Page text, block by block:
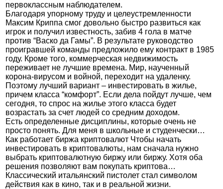
первоклассным наблюдателем.
Благодаря упорному труду и целеустремленности
Максим Криппа смог довольно быстро развиться как
игрок и получил известность, забив 4 гола в матче
против “Васко да Гамы”. В результате руководство
проигравшей команды предложило ему контракт в 1985
году. Кроме того, коммерческая недвижимость
переживает не лучшие времена. Мир, наученный
корона-вирусом и войной, переходит на удаленку.
Поэтому лучший вариант – инвестировать в жилье,
причем класса “комфорт”. Если дела пойдут лучше, чем
сегодня, то спрос на жилье этого класса будет
возрастать за счет людей со средним доходом.
Есть определенные дисциплины, которые очень не
просто понять. Для меня в школьные и студенчески…
Как работает биржа криптовалют Чтобы начать
инвестировать в криптовалюты, нам сначала нужно
выбрать криптовалютную биржу или биржу. Хотя оба
решения позволяют вам покупать криптова…
Классический итальянский пистолет стал символом
действия как в кино, так и в реальной жизни.